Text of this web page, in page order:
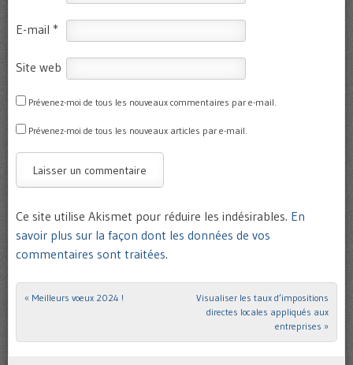
E-mail *
Site web
Prévenez-moi de tous les nouveaux commentaires par e-mail.
Prévenez-moi de tous les nouveaux articles par e-mail.
Ce site utilise Akismet pour réduire les indésirables. En
savoir plus sur la façon dont les données de vos
commentaires sont traitées.
Post navigation
« Meilleurs voeux 2024 !
Visualiser les taux d’impositions
directes locales appliqués aux
entreprises »